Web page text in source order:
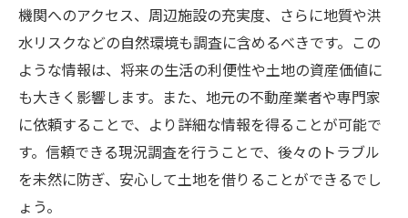
機関へのアクセス、周辺施設の充実度、さらに地質や洪
水リスクなどの自然環境も調査に含めるべきです。この
ような情報は、将来の生活の利便性や土地の資産価値に
も大きく影響します。また、地元の不動産業者や専門家
に依頼することで、より詳細な情報を得ることが可能で
す。信頼できる現況調査を行うことで、後々のトラブル
を未然に防ぎ、安心して土地を借りることができるでし
ょう。